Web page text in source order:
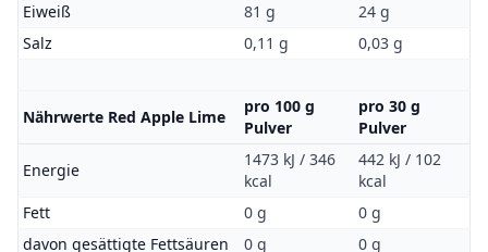
Eiweiß
81 g
24 g
Salz
0,11 g 0,03 g
Nährwerte Red Apple Lime
pro 100 g
Pulver
pro 30 g
Pulver
Energie
1473 kJ / 346
kcal
442 kJ / 102
kcal
Fett
0 g
0 g
davon gesättigte Fettsäuren
0 g
0 g